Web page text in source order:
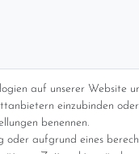
auf unserer Website
einzubinden
benennen.
aufgrund eines